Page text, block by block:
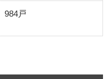
984戸